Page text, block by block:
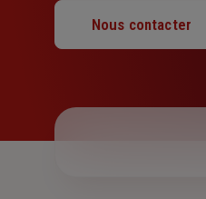
Lundi : 14h – 18h
Mardi : 09h – 12h /
Vendredi : 09h –
Nous contacter